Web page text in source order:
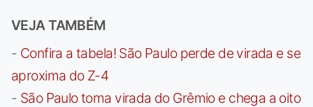
VEJA TAMBÉM
- Confira a tabela! São Paulo perde de virada e se
aproxima do Z-4
- São Paulo toma virada do Grêmio e chega a oito